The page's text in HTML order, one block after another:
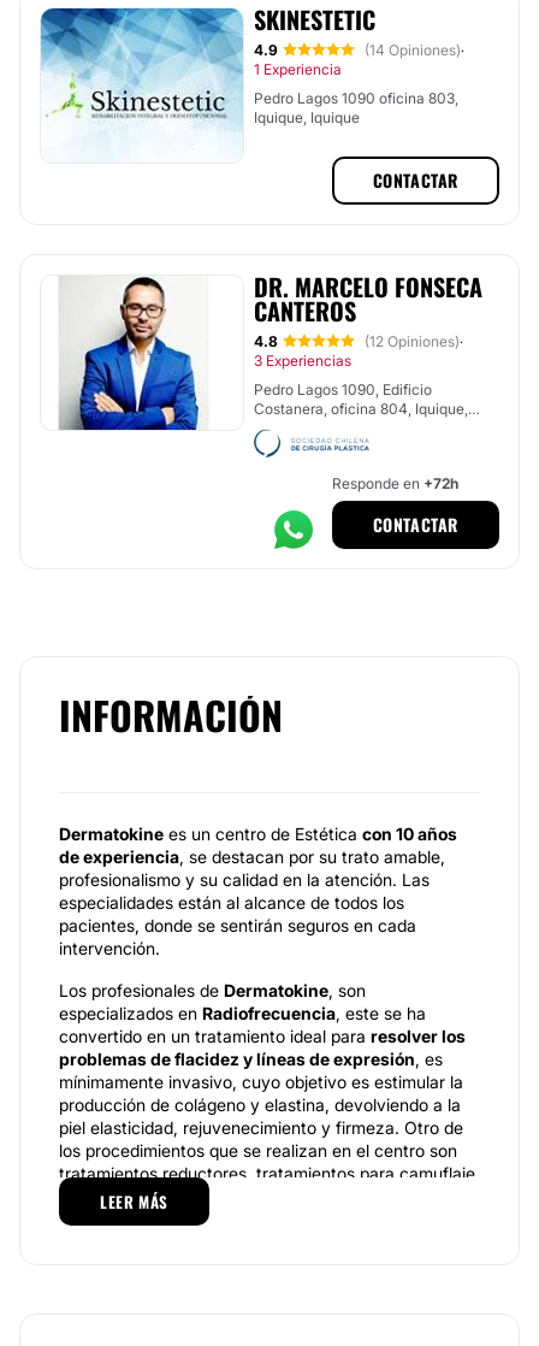
SKINESTETIC
4.9 (14 Opiniones)·
1 Experiencia
Pedro Lagos 1090 oficina 803,
Iquique, Iquique
CONTACTAR
DR. MARCELO FONSECA
CANTEROS
4.8 (12 Opiniones)·
3 Experiencias
Pedro Lagos 1090, Edificio
Costanera, oficina 804, Iquique,
Iquique
Responde en +72h
CONTACTAR
INFORMACIÓN
Dermatokine es un centro de Estética con 10 años
de experiencia, se destacan por su trato amable,
profesionalismo y su calidad en la atención. Las
especialidades están al alcance de todos los
pacientes, donde se sentirán seguros en cada
intervención.
Los profesionales de Dermatokine, son
especializados en Radiofrecuencia, este se ha
convertido en un tratamiento ideal para resolver los
problemas de flacidez y líneas de expresión, es
mínimamente invasivo, cuyo objetivo es estimular la
producción de colágeno y elastina, devolviendo a la
piel elasticidad, rejuvenecimiento y firmeza. Otro de
los procedimientos que se realizan en el centro son
tratamientos reductores, tratamientos para camuflaje
de estrías, drenaje linfático post
operatorio, tratamiento para varices y alteraciones
LEER MÁS